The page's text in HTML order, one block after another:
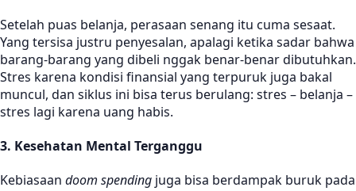
Setelah puas belanja, perasaan senang itu cuma sesaat.
Yang tersisa justru penyesalan, apalagi ketika sadar bahwa
barang-barang yang dibeli nggak benar-benar dibutuhkan.
Stres karena kondisi finansial yang terpuruk juga bakal
muncul, dan siklus ini bisa terus berulang: stres – belanja –
stres lagi karena uang habis.
3. Kesehatan Mental Terganggu
Kebiasaan doom spending juga bisa berdampak buruk pada